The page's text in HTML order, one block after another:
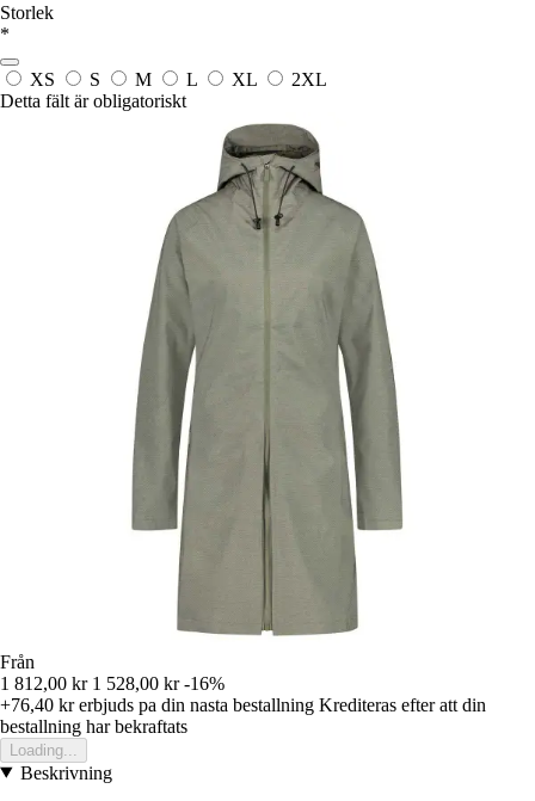
Storlek
*
XS S M L XL
2XL
Detta fält är obligatoriskt
Från
1 812,00 kr 1 528,00 kr -16%
+76,40 krerbjuds pa din nasta bestallning Krediteras efter att din
bestallning har bekraftats
Loading...
Beskrivning